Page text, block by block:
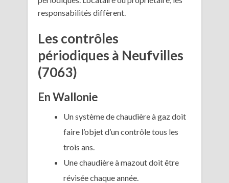
responsabilités diffèrent.
Les contrôles
périodiques à Neufvilles
(7063)
En Wallonie
Un système de chaudière à gaz doit
faire l’objet d’un contrôle tous les
trois ans.
Une chaudière à mazout doit être
révisée chaque année.